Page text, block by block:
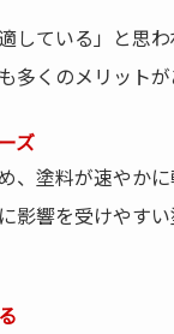
している」と思
多くのメリットが
ズ
、塗料が速やか
影響を受けやす